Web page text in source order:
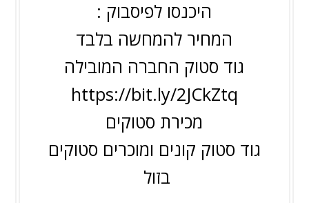
היכנסו לפיסבוק :
המחיר להמחשה בלבד
גוד סטוק החברה המובילה
https://bit.ly/2JCkZtq
מכירת סטוקים
גוד סטוק קונים ומוכרים סטוקים
בזול